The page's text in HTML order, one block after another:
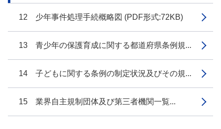
12 少年事件処理手続概略図 (PDF形式:72KB)
13 青少年の保護育成に関する都道府県条例規...
14 子どもに関する条例の制定状況及びその規...
15 業界自主規制団体及び第三者機関一覧...